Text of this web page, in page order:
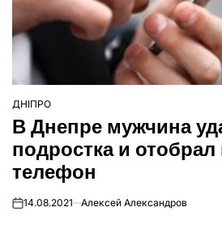
ОПУБЛІКУВАТИ
У
ДНІПРО
В Днепре мужчина
подростка и
телефон
on14.08.2021 Алексей Александров